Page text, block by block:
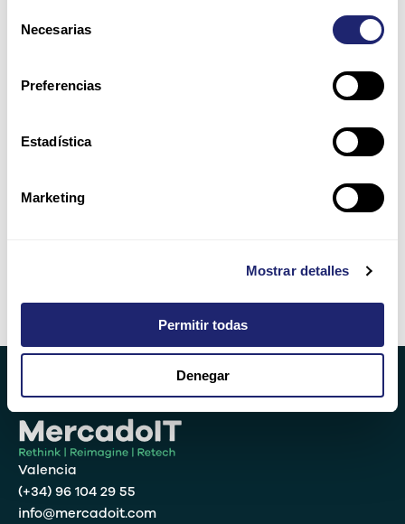
Necesarias
Preferencias
Estadística
Marketing
Mostrar detalles
Permitir todas
Denegar
the next time I comment.
Valencia
(+34) 96 104 29 55
info@mercadoit.com